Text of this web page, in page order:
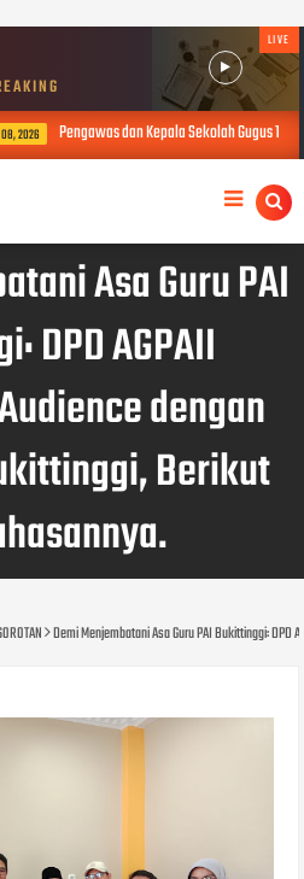
LIVE
2026 Pengawas dan Kepala Sekolah Gugus 1
Asa Guru PAI
DPD AGPAII
dengan
Berikut
Demi Menjembatani Asa Guru PAI Bukittinggi: DPD